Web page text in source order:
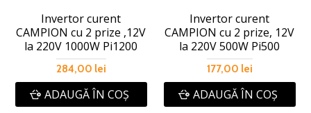
Invertor curent
CAMPION cu 2 prize ,12V
la 220V 1000W Pi1200
284,00 lei
ADAUGĂ ÎN COŞ
Invertor curent
CAMPION cu 2 prize, 12V
la 220V 500W Pi500
177,00 lei
ADAUGĂ ÎN COŞ